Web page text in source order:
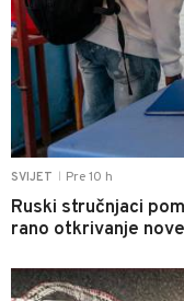
SVIJET Pre 10 h
Ruski stručnjaci
rano otkrivanje